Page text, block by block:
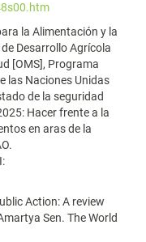
la Alimentación y la
Desarrollo Agrícola
[OMS], Programa
las Naciones Unidas
de la seguridad
Hacer frente a la
en aras de la
Action: A review
Sen. The World